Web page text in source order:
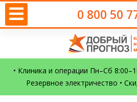
0 800 50
• Клиника и операции Пн–Сб
Резервное электричество •